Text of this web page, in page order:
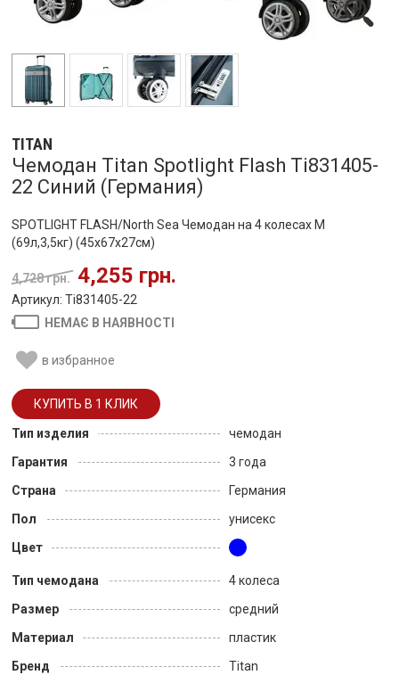
TITAN
Чемодан Titan Spotlight Flash Ti831405-
22 Синий (Германия)
SPOTLIGHT FLASH/North Sea Чемодан на 4 колесах M
(69л,3,5кг) (45x67x27см)
4,728 грн. 4,255 грн.
Артикул: Ti831405-22
НЕМАЄ В НАЯВНОСТІ
в избранное
Тип изделия
чемодан
Гарантия
3 года
Страна
Германия
Пол
унисекс
Цвет
Тип чемодана
4 колеса
Размер
средний
Материал
пластик
Бренд
Titan